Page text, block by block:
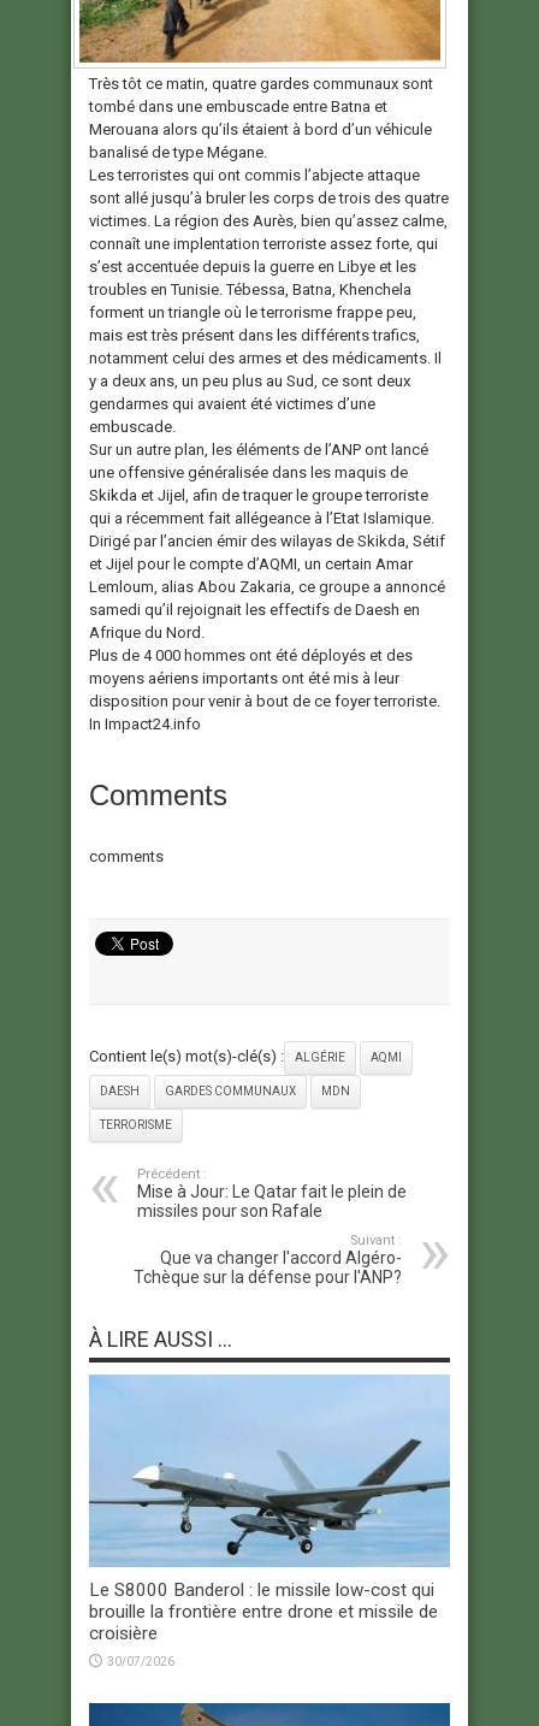
Très tôt ce matin, quatre gardes communaux sont
tombé dans une embuscade entre Batna et
Merouana alors qu’ils étaient à bord d’un véhicule
banalisé de type Mégane.
Les terroristes qui ont commis l’abjecte attaque
sont allé jusqu’à bruler les corps de trois des quatre
victimes. La région des Aurès, bien qu’assez calme,
connaît une implentation terroriste assez forte, qui
s’est accentuée depuis la guerre en Libye et les
troubles en Tunisie. Tébessa, Batna, Khenchela
forment un triangle où le terrorisme frappe peu,
mais est très présent dans les différents trafics,
notamment celui des armes et des médicaments. Il
y a deux ans, un peu plus au Sud, ce sont deux
gendarmes qui avaient été victimes d’une
embuscade.
Sur un autre plan, les éléments de l’ANP ont lancé
une offensive généralisée dans les maquis de
Skikda et Jijel, afin de traquer le groupe terroriste
qui a récemment fait allégeance à l’Etat Islamique.
Dirigé par l’ancien émir des wilayas de Skikda, Sétif
et Jijel pour le compte d’AQMI, un certain Amar
Lemloum, alias Abou Zakaria, ce groupe a annoncé
samedi qu’il rejoignait les effectifs de Daesh en
Afrique du Nord.
Plus de 4 000 hommes ont été déployés et des
moyens aériens importants ont été mis à leur
disposition pour venir à bout de ce foyer terroriste.
In Impact24.info
Comments
comments
Contient le(s) mot(s)-clé(s) : ALGÉRIE AQMI
DAESH GARDES COMMUNAUX MDN
TERRORISME
Précédent :
Mise à Jour: Le Qatar fait le plein de
missiles pour son Rafale
Suivant :
Que va changer l'accord Algéro-
Tchèque sur la défense pour l'ANP?
À LIRE AUSSI ...
Le S8000 Banderol : le missile low-cost qui
brouille la frontière entre drone et missile de
croisière
30/07/2026